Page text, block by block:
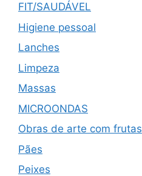
FIT/SAUDÁVEL
Higiene pessoal
Lanches
Limpeza
Massas
MICROONDAS
Obras de arte com frutas
Pães
Peixes